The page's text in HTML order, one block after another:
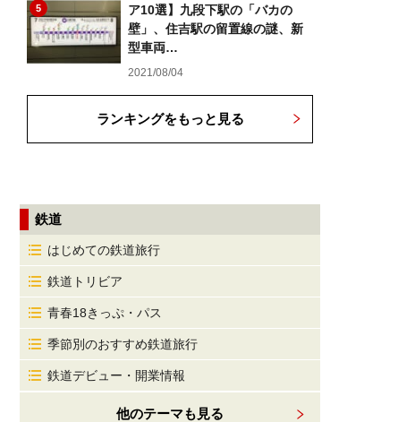
5
ア10選】九段下駅の「バカの
壁」、住吉駅の留置線の謎、新
型車両…
2021/08/04
ランキングをもっと見る
鉄道
はじめての鉄道旅行
鉄道トリビア
青春18きっぷ・パス
季節別のおすすめ鉄道旅行
鉄道デビュー・開業情報
他のテーマも見る